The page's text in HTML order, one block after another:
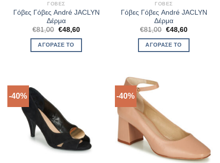
ΓΌΒΕΣ
Γόβες Γόβες André JACLYN
Δέρμα
€81,00 Original
was:
€81,00.
€48,60Η
ΑΓΌΡΑΣΈ ΤΟ
ΓΌΒΕΣ
Γόβες Γόβες André JACLYN
Δέρμα
€81,00 Original
was:
€81,00.
€48,60Η
ΑΓΌΡΑΣΈ ΤΟ
-40% -40%